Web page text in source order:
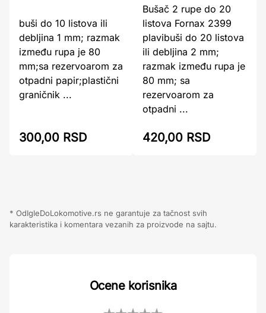
buši do 10 listova ili
debljina 1 mm; razmak
između rupa je 80
mm;sa rezervoarom za
otpadni papir;plastični
graničnik ...
300,00 RSD
Bušač 2 rupe do 20
listova Fornax 2399
plavibuši do 20 listova
ili debljina 2 mm;
razmak između rupa je
80 mm; sa
rezervoarom za
otpadni ...
420,00 RSD
* OdIgleDoLokomotive.rs ne garantuje za tačnost svih
karakteristika i komentara vezanih za proizvode na sajtu.
Ocene korisnika